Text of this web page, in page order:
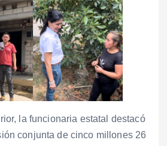
la funcionaria estatal destacó
conjunta de cinco millones 26